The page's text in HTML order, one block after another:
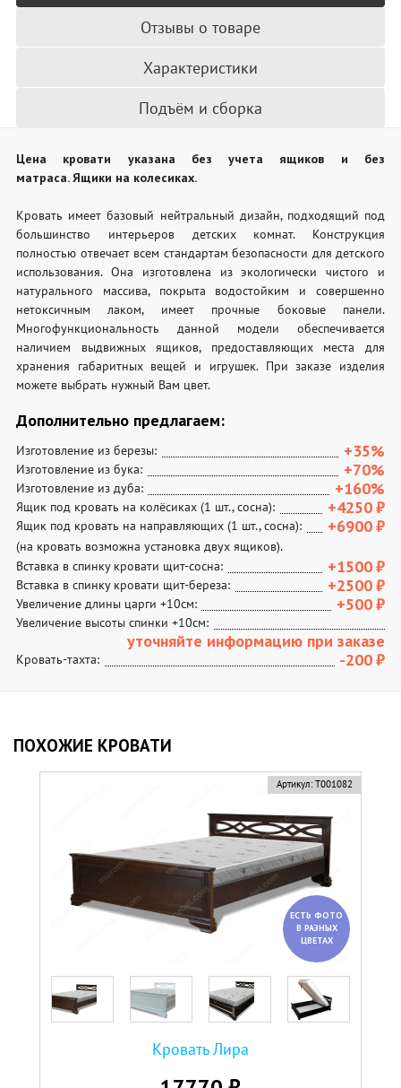
Отзывы о товаре
Характеристики
Подъём и сборка
Цена кровати указана без учета ящиков и без
матраса. Ящики на колесиках.
Кровать имеет базовый нейтральный дизайн, подходящий под
большинство интерьеров детских комнат. Конструкция
полностью отвечает всем стандартам безопасности для детского
использования. Она изготовлена из экологически чистого и
натурального массива, покрыта водостойким и совершенно
нетоксичным лаком, имеет прочные боковые панели.
Многофункциональность данной модели обеспечивается
наличием выдвижных ящиков, предоставляющих места для
хранения габаритных вещей и игрушек. При заказе изделия
можете выбрать нужный Вам цвет.
Дополнительно предлагаем:
Изготовление из березы: +35%
Изготовление из бука: +70%
Изготовление из дуба: +160%
Ящик под кровать на колёсиках (1 шт., сосна): +4250₽
Ящик под кровать на направляющих (1 шт., сосна): +6900₽
(на кровать возможна установка двух ящиков).
Вставка в спинку кровати щит-сосна:
+1500₽
Вставка в спинку кровати щит-береза: +2500₽
Увеличение длины царги +10см: +500₽
Увеличение высоты спинки +10см:
уточняйте информацию при заказе
Кровать-тахта: -200₽
ПОХОЖИЕ КРОВАТИ
Артикул: Т001082
ЕСТЬ ФОТО
В РАЗНЫХ
ЦВЕТАХ
Кровать Лира